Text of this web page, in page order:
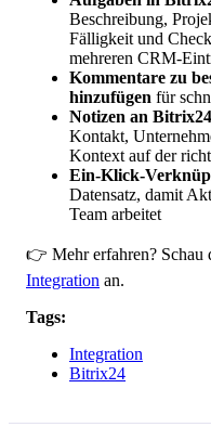
Beschreibung,
Fälligkeit und
mehreren CRM-
Kommentare zu
hinzufügen für
Notizen an
Kontakt,
Kontext auf der
Ein-Klick-
Datensatz, damit
Team arbeitet
👉 Mehr erfahren? Schau
Integration an.
Tags:
Integration
Bitrix24